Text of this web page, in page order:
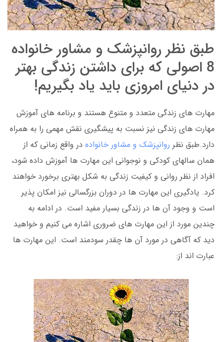
طبق نظر روانپزشک و مشاور خانواده
8 اصولی که برای داشتن زندگی بهتر
در دنیای امروزی باید یاد بگیریم!
مهارت های زندگی متعدد و متنوع هستند و برنامه های آموزش
مهارت های زندگی نیز نسبت به پیشگیری نقش مهمی را به همراه
دارد.طبق نظر روانپزشک و مشاور خانواده در واقع زمانی که از
همان سالهای کودکی و نوجوانی این مهارت ها آموزش داده شود،
افراد از نظر روانی و کیفیت زندگی به شکل بهتری برخورد خواهند
کرد. یادگیری این مهارت ها در دوران بزرگسالی نیز امکان پذیر
است و وجود آن ها در زندگی بسیار مفید است. در ادامه به
چندین مورد از این مهارت های ضروری اشاره می کنیم و خواهید
دید که آگاهی در مورد آن ها چقدر سودمند است. این مهارت ها
عبارت اند از: